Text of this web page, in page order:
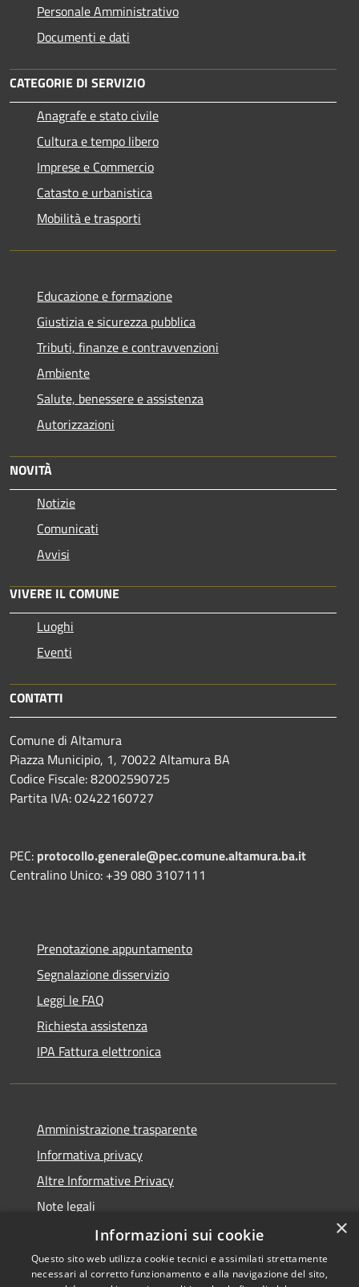
Personale Amministrativo
Documenti e dati
CATEGORIE DI SERVIZIO
Anagrafe e stato civile
Cultura e tempo libero
Imprese e Commercio
Catasto e urbanistica
Mobilità e trasporti
Educazione e formazione
Giustizia e sicurezza pubblica
Tributi, finanze e contravvenzioni
Ambiente
Salute, benessere e assistenza
Autorizzazioni
NOVITÀ
Notizie
Comunicati
Avvisi
VIVERE IL COMUNE
Luoghi
Eventi
CONTATTI
Comune di Altamura
Piazza Municipio, 1, 70022 Altamura BA
Codice Fiscale: 82002590725
Partita IVA: 02422160727
PEC: protocollo.generale@pec.comune.altamura.ba.it
Centralino Unico: +39 080 3107111
Prenotazione appuntamento
Segnalazione disservizio
Leggi le FAQ
Richiesta assistenza
IPA Fattura elettronica
Amministrazione trasparente
Informativa privacy
Altre Informative Privacy
Note legali
Dichiarazione di accessibilità
×
Informazioni sui cookie
Questo sito web utilizza cookie tecnici e assimilati strettamente
necessari al corretto funzionamento e alla navigazione del sito,